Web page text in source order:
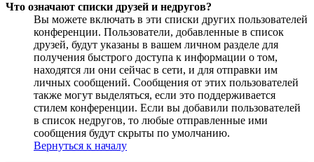
Что означают списки друзей и недругов?
Вы можете включать в эти списки других пользователей
конференции. Пользователи, добавленные в список
друзей, будут указаны в вашем личном разделе для
получения быстрого доступа к информации о том,
находятся ли они сейчас в сети, и для отправки им
личных сообщений. Сообщения от этих пользователей
также могут выделяться, если это поддерживается
стилем конференции. Если вы добавили пользователей
в список недругов, то любые отправленные ими
сообщения будут скрыты по умолчанию.
Вернуться к началу